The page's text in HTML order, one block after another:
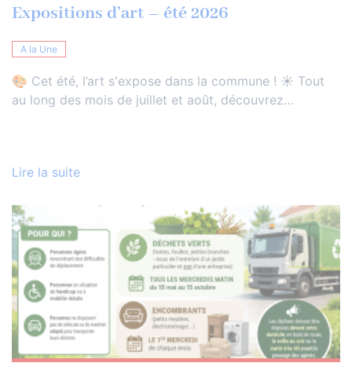
Expositions d’art – été 2026
A la Une
🎨 Cet été, l’art s'expose dans la commune ! ☀️ Tout
au long des mois de juillet et août, découvrez…
Lire la suite